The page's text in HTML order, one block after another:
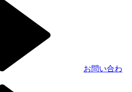
お問い合わ